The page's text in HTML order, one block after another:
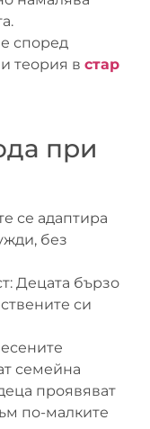
според
теория в стар
при
се адаптира
без
Децата бързо
си
семейна
проявяват
по-малките